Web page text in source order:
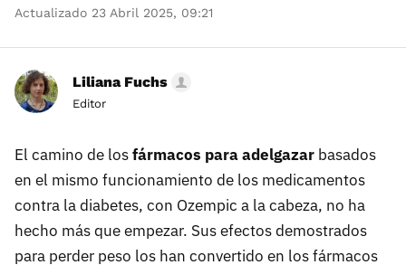
Actualizado 23 Abril 2025, 09:21
Liliana Fuchs
Editor
El camino de losfármacos para adelgazar basados
en el mismo funcionamiento de los medicamentos
contra la diabetes, con Ozempic a la cabeza, no ha
hecho más que empezar. Sus efectos demostrados
para perder peso los han convertido en los fármacos